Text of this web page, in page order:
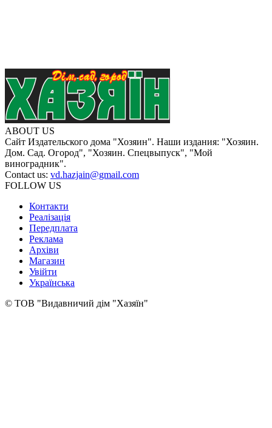
ABOUT US
Сайт Издательского дома "Хозяин". Наши издания: "Хозяин.
Дом. Сад. Огород", "Хозяин. Спецвыпуск", "Мой
виноградник".
Contact us: vd.hazjain@gmail.com
FOLLOW US
Контакти
Реалізація
Передплата
Реклама
Архіви
Магазин
Увійти
Українська
© ТОВ "Видавничий дім "Хазяїн"